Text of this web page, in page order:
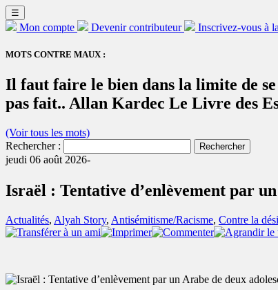
☰
Mon compte Devenir contributeur Inscrivez-vous à
MOTS CONTRE MAUX :
Il faut faire le bien dans la limite de
pas fait.. Allan Kardec Le Livre des
(Voir tous les mots)
Rechercher :
jeudi 06 août 2026-
Israël : Tentative d’enlèvement par
Actualités, Alyah Story, Antisémitisme/Racisme, Contre la